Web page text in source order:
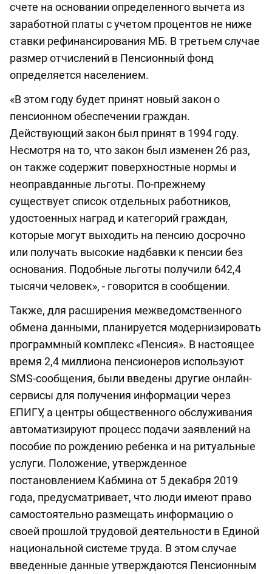
счете на основании определенного вычета из
заработной платы с учетом процентов не ниже
ставки рефинансирования МБ. В третьем случае
размер отчислений в Пенсионный фонд
определяется населением.
«В этом году будет принят новый закон о
пенсионном обеспечении граждан.
Действующий закон был принят в 1994 году.
Несмотря на то, что закон был изменен 26 раз,
он также содержит поверхностные нормы и
неоправданные льготы. По-прежнему
существует список отдельных работников,
удостоенных наград и категорий граждан,
которые могут выходить на пенсию досрочно
или получать высокие надбавки к пенсии без
основания. Подобные льготы получили 642,4
тысячи человек», - говорится в сообщении.
Также, для расширения межведомственного
обмена данными, планируется модернизировать
программный комплекс «Пенсия». В настоящее
время 2,4 миллиона пенсионеров используют
SMS-сообщения, были введены другие онлайн-
сервисы для получения информации через
ЕПИГУ, а центры общественного обслуживания
автоматизируют процесс подачи заявлений на
пособие по рождению ребенка и на ритуальные
услуги. Положение, утвержденное
постановлением Кабмина от 5 декабря 2019
года, предусматривает, что люди имеют право
самостоятельно размещать информацию о
своей прошлой трудовой деятельности в Единой
национальной системе труда. В этом случае
введенные данные утверждаются Пенсионным